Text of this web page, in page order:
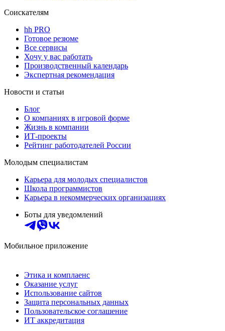
Соискателям
hh PRO
Готовое резюме
Все сервисы
Хочу у вас работать
Производственный календарь
Экспертная рекомендация
Новости и статьи
Блог
О компаниях в игровой форме
Жизнь в компании
ИТ-проекты
Рейтинг работодателей России
Молодым специалистам
Карьера для молодых специалистов
Школа программистов
Карьера в некоммерческих организациях
Боты для уведомлений
Мобильное приложение
Этика и комплаенс
Оказание услуг
Использование сайтов
Защита персональных данных
Пользовательское соглашение
ИТ аккредитация